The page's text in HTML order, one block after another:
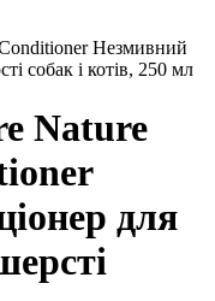
Незмивний
собак і котів, 250 мл
Nature
для